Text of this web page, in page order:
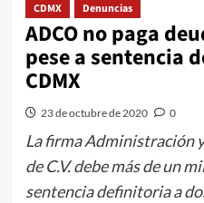
CDMX Denuncias
ADCO no paga
pese a sentencia
CDMX
23 de octubre de 2020 0
La firma Administración
de C.V. debe más de un
sentencia definitoria a